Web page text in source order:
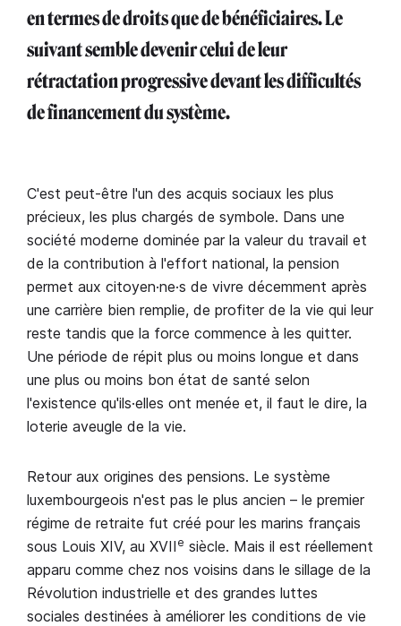
en termes de droits que de bénéficiaires. Le
suivant semble devenir celui de leur
rétractation progressive devant les difficultés
de financement du système.
C'est peut-être l'un des acquis sociaux les plus
précieux, les plus chargés de symbole. Dans une
société moderne dominée par la valeur du travail et
de la contribution à l'effort national, la pension
permet aux citoyen·ne·s de vivre décemment après
une carrière bien remplie, de profiter de la vie qui leur
reste tandis que la force commence à les quitter.
Une période de répit plus ou moins longue et dans
une plus ou moins bon état de santé selon
l'existence qu'ils·elles ont menée et, il faut le dire, la
loterie aveugle de la vie.
Retour aux origines des pensions. Le système
luxembourgeois n'est pas le plus ancien – le premier
régime de retraite fut créé pour les marins français
sous Louis XIV, au XVII e siècle. Mais il est réellement
apparu comme chez nos voisins dans le sillage de la
Révolution industrielle et des grandes luttes
sociales destinées à améliorer les conditions de vie